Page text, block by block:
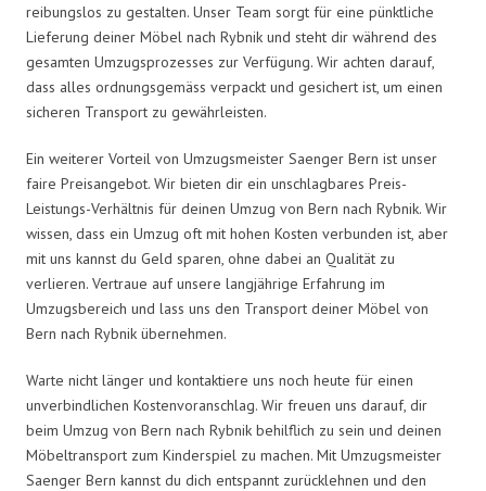
reibungslos zu gestalten. Unser Team sorgt für eine pünktliche
Lieferung deiner Möbel nach Rybnik und steht dir während des
gesamten Umzugsprozesses zur Verfügung. Wir achten darauf,
dass alles ordnungsgemäss verpackt und gesichert ist, um einen
sicheren Transport zu gewährleisten.
Ein weiterer Vorteil von Umzugsmeister Saenger Bern ist unser
faire Preisangebot. Wir bieten dir ein unschlagbares Preis-
Leistungs-Verhältnis für deinen Umzug von Bern nach Rybnik. Wir
wissen, dass ein Umzug oft mit hohen Kosten verbunden ist, aber
mit uns kannst du Geld sparen, ohne dabei an Qualität zu
verlieren. Vertraue auf unsere langjährige Erfahrung im
Umzugsbereich und lass uns den Transport deiner Möbel von
Bern nach Rybnik übernehmen.
Warte nicht länger und kontaktiere uns noch heute für einen
unverbindlichen Kostenvoranschlag. Wir freuen uns darauf, dir
beim Umzug von Bern nach Rybnik behilflich zu sein und deinen
Möbeltransport zum Kinderspiel zu machen. Mit Umzugsmeister
Saenger Bern kannst du dich entspannt zurücklehnen und den